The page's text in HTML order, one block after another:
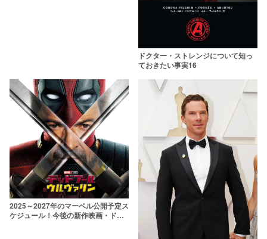
ドクター・ストレンジについて知っ
ておきたい事実16
2025～2027年のマーベル公開予定ス
ケジュール！今後の新作映画・ドラ